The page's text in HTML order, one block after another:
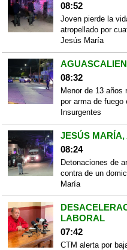
08:52
Joven pierde la
atropellado por
Jesús María
08:32
Menor de 13 años
por arma de fuego
Insurgentes
JESÚS MARÍA,
08:24
Detonaciones de
contra de un
María
LABORAL
07:42
CTM alerta por